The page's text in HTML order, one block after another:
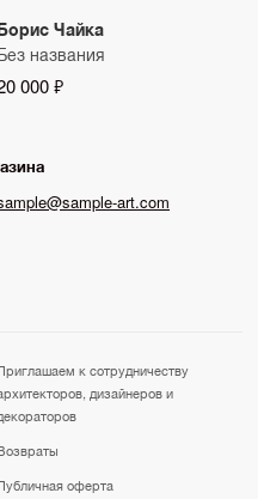
Чайка
названия
000 ₽
art.com
к сотрудничеству
дизайнеров и
оферта